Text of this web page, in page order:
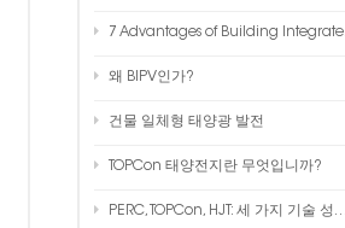
عربي
Polski
7 Advantages of Building Integrated Photovoltaics (BIPV) in Modern Architecture
왜 BIPV인가?
건물 일체형 태양광 발전
TOPCon 태양전지란 무엇입니까?
PERC, TOPCon, HJT: 세 가지 기술 성능, 비용, 프로세스 비교!